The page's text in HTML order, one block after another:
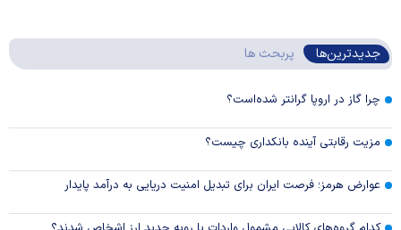
جدیدترین‌ها پربحث ها
چرا گاز در اروپا گرانتر شده‌است؟
مزیت رقابتی آینده بانکداری چیست؟
عوارض هرمز؛ فرصت ایران برای تبدیل امنیت دریایی به درآمد پایدار